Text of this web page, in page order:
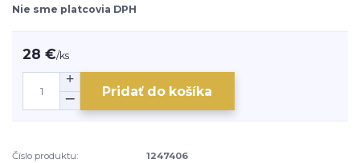
Nie sme platcovia DPH
28 €/ks
Pridať do košíka
Číslo produktu:
1247406